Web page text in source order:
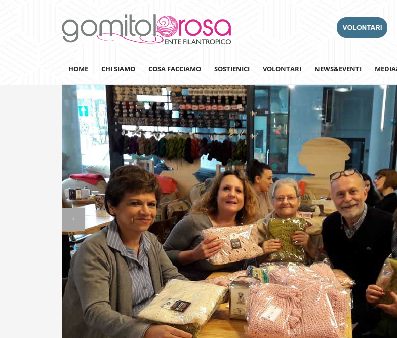
HOME CHI SIAMO COSA FACCIAMO
Lanaterapia
Ricerca
Sensibilizzazione
Lana&Gomitoli
Giornata della Lana
Gomitolorosa4ARTS
SOSTIENICI
Adotta un Ospedale
Team Building
VOLONTARI NEWS&EVENTI